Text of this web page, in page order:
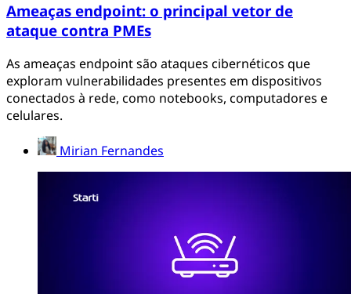
Ameaças endpoint: o principal vetor de
ataque contra PMEs
As ameaças endpoint são ataques cibernéticos que
exploram vulnerabilidades presentes em dispositivos
conectados à rede, como notebooks, computadores e
celulares.
Mirian Fernandes